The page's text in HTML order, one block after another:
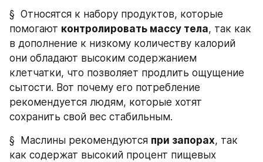
§  Относятся к набору продуктов, которые
помогают контролировать массу тела, так как
в дополнение к низкому количеству калорий
они обладают высоким содержанием
клетчатки, что позволяет продлить ощущение
сытости. Вот почему его потребление
рекомендуется людям, которые хотят
сохранить свой вес стабильным.
§  Маслины рекомендуются при запорах, так
как содержат высокий процент пищевых